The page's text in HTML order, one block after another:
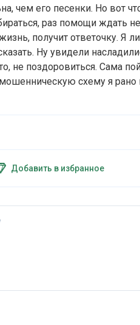
чем его песенки. Но вот
раз помощи ждать
получит ответочку. Я
Ну увидели
не поздоровиться. Сама
схему я
Добавить в избранное